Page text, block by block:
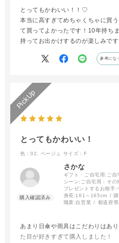
とってもかわいい！！♡
本当に高すぎてめちゃくちゃに買
て買ってよかったです！10年持ちま
持ってお出かけするのが楽しみです
参考にな
とってもかわいい！
色：02. ベージュ サイズ：F
さかな
ギフト・ご自宅用: ご自
シーン: ご自宅用：その
プレゼントするお相手:
身長:161～165cm
職業:自営業 都道府県:
あまり日傘や雨具はこだわりはあ
た目が好きすぎて購入しました！